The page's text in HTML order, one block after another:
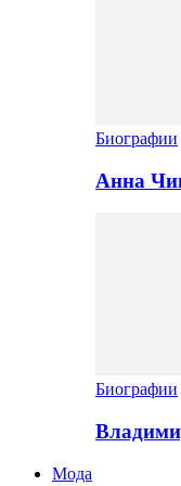
Биографии
Анна
Биографии
Мода